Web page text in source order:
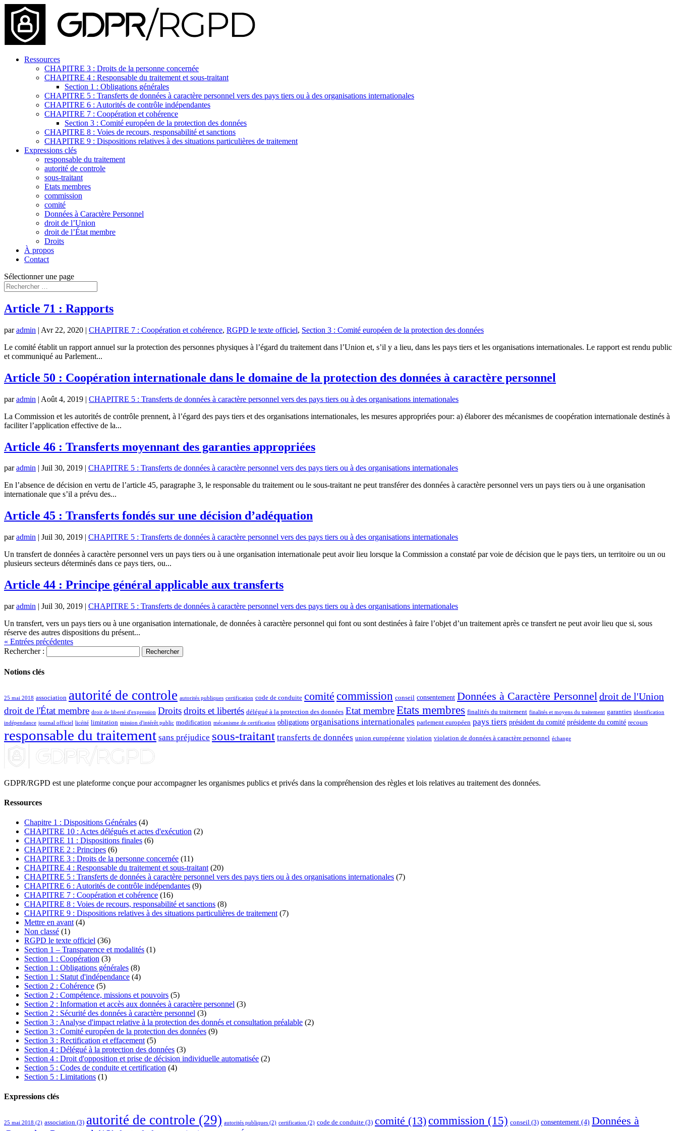
Ressources
CHAPITRE 3 : Droits de la personne concernée
CHAPITRE 4 : Responsable du traitement et sous-traitant
Section 1 : Obligations générales
CHAPITRE 5 : Transferts de données à caractère personnel vers des pays tiers ou à des organisations internationales
CHAPITRE 6 : Autorités de contrôle indépendantes
CHAPITRE 7 : Coopération et cohérence
Section 3 : Comité européen de la protection des données
CHAPITRE 8 : Voies de recours, responsabilité et sanctions
CHAPITRE 9 : Dispositions relatives à des situations particulières de traitement
Expressions clés
responsable du traitement
autorité de controle
sous-traitant
Etats membres
commission
comité
Données à Caractère Personnel
droit de l’Union
droit de l’État membre
Droits
À propos
Contact
Sélectionner une page
Article 71 : Rapports
paradmin | Avr 22, 2020 | CHAPITRE 7 : Coopération et cohérence, RGPD le texte officiel, Section 3 : Comité européen de la protection des données
Le comité établit un rapport annuel sur la protection des personnes physiques à l’égard du traitement dans l’Union et, s’il y a lieu, dans les pays tiers et les organisations internationales. Le rapport est rendu public
et communiqué au Parlement...
Article 50 : Coopération internationale dans le domaine de la protection des données à caractère personnel
paradmin | Août 4, 2019 | CHAPITRE 5 : Transferts de données à caractère personnel vers des pays tiers ou à des organisations internationales
La Commission et les autorités de contrôle prennent, à l’égard des pays tiers et des organisations internationales, les mesures appropriées pour: a) élaborer des mécanismes de coopération internationale destinés à
faciliter l’application effective de la...
Article 46 : Transferts moyennant des garanties appropriées
paradmin | Juil 30, 2019 | CHAPITRE 5 : Transferts de données à caractère personnel vers des pays tiers ou à des organisations internationales
En l’absence de décision en vertu de l’article 45, paragraphe 3, le responsable du traitement ou le sous-traitant ne peut transférer des données à caractère personnel vers un pays tiers ou à une organisation
internationale que s’il a prévu des...
Article 45 : Transferts fondés sur une décision d’adéquation
paradmin | Juil 30, 2019 | CHAPITRE 5 : Transferts de données à caractère personnel vers des pays tiers ou à des organisations internationales
Un transfert de données à caractère personnel vers un pays tiers ou à une organisation internationale peut avoir lieu lorsque la Commission a constaté par voie de décision que le pays tiers, un territoire ou un ou
plusieurs secteurs déterminés dans ce pays tiers, ou...
Article 44 : Principe général applicable aux transferts
paradmin | Juil 30, 2019 | CHAPITRE 5 : Transferts de données à caractère personnel vers des pays tiers ou à des organisations internationales
Un transfert, vers un pays tiers ou à une organisation internationale, de données à caractère personnel qui font ou sont destinées à faire l’objet d’un traitement après ce transfert ne peut avoir lieu que si, sous
réserve des autres dispositions du présent...
« Entrées précédentes
Rechercher :
Notions clés
25 mai 2018 association autorité de controle autorités publiques certification code de conduite comité commission conseil consentement Données à Caractère Personnel droit de l'Union
droit de l'État membre droit de liberté d'expression Droits droits et libertés délégué à la protection des données Etat membre Etats membres finalités du traitement finalités et moyens du traitement garanties identification
indépendance journal officiel licéité limitation mission d'intérêt public modification mécanisme de certification obligations organisations internationales parlement européen pays tiers président du comité présidente du comité recours
responsable du traitement sans préjudice sous-traitant transferts de données union européenne violation violation de données à caractère personnel échange
GDPR/RGPD est une plateforme conçue pour accompagner les organismes publics et privés dans la compréhension des règles et lois relatives au traitement des données.
Ressources
Chapitre 1 : Dispositions Générales (4)
CHAPITRE 10 : Actes délégués et actes d'exécution (2)
CHAPITRE 11 : Dispositions finales (6)
CHAPITRE 2 : Principes (6)
CHAPITRE 3 : Droits de la personne concernée (11)
CHAPITRE 4 : Responsable du traitement et sous-traitant (20)
CHAPITRE 5 : Transferts de données à caractère personnel vers des pays tiers ou à des organisations internationales (7)
CHAPITRE 6 : Autorités de contrôle indépendantes (9)
CHAPITRE 7 : Coopération et cohérence (16)
CHAPITRE 8 : Voies de recours, responsabilité et sanctions (8)
CHAPITRE 9 : Dispositions relatives à des situations particulières de traitement (7)
Mettre en avant (4)
Non classé (1)
RGPD le texte officiel (36)
Section 1 – Transparence et modalités (1)
Section 1 : Coopération (3)
Section 1 : Obligations générales (8)
Section 1 : Statut d'indépendance (4)
Section 2 : Cohérence (5)
Section 2 : Compétence, missions et pouvoirs (5)
Section 2 : Information et accès aux données à caractère personnel (3)
Section 2 : Sécurité des données à caractère personnel (3)
Section 3 : Analyse d'impact relative à la protection des donnés et consultation préalable (2)
Section 3 : Comité européen de la protection des données (9)
Section 3 : Rectification et effacement (5)
Section 4 : Délégué à la protection des données (3)
Section 4 : Droit d'opposition et prise de décision individuelle automatisée (2)
Section 5 : Codes de conduite et certification (4)
Section 5 : Limitations (1)
Expressions clés
25 mai 2018 (2) association (3) autorité de controle (29) autorités publiques (2) certification (2) code de conduite (3) comité (13)commission (15) conseil (3) consentement (4) Données à